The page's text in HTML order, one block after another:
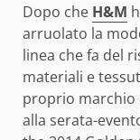
Dopo che H&M
arruolato la
linea che fa del
materiali e
proprio marchio
alla serata-